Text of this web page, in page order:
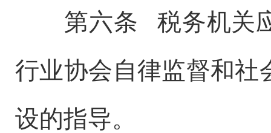
第六条 税务机关应
行业协会自律监督和社
设的指导。